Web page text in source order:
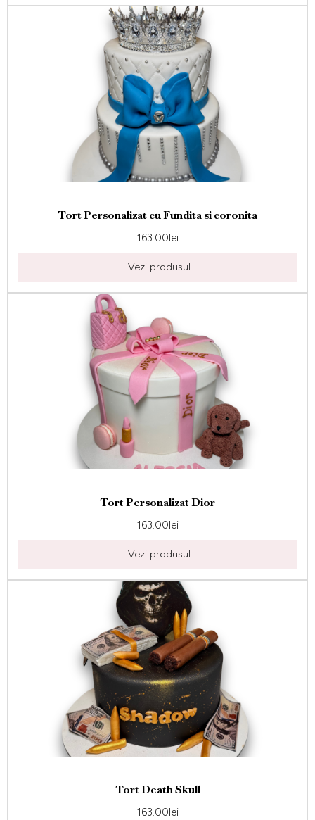
Tort Personalizat cu Fundita si coronita
163.00lei
Vezi produsul
Tort Personalizat Dior
163.00lei
Vezi produsul
Tort Death Skull
163.00lei